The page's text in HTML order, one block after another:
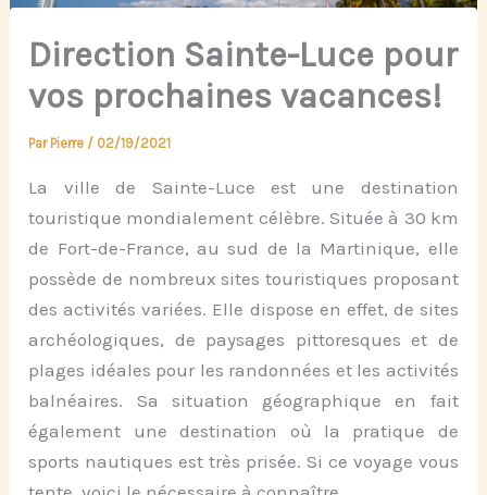
Direction Sainte-Luce pour
vos prochaines vacances!
Par Pierre / 02/19/2021
La ville de Sainte-Luce est une destination
touristique mondialement célèbre. Située à 30 km
de Fort-de-France, au sud de la Martinique, elle
possède de nombreux sites touristiques proposant
des activités variées. Elle dispose en effet, de sites
archéologiques, de paysages pittoresques et de
plages idéales pour les randonnées et les activités
balnéaires. Sa situation géographique en fait
également une destination où la pratique de
sports nautiques est très prisée. Si ce voyage vous